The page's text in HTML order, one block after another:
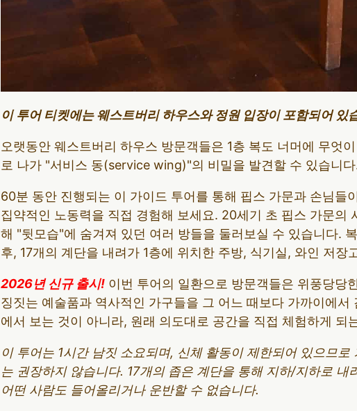
이 투어 티켓에는 웨스트버리 하우스와 정원 입장이 포함되어 있
오랫동안 웨스트버리 하우스 방문객들은 1층 복도 너머에 무엇
로 나가 "서비스 동(service wing)"의 비밀을 발견할 수 있습니
60분 동안 진행되는 이 가이드 투어를 통해 핍스 가문과 손님들
집약적인 노동력을 직접 경험해 보세요. 20세기 초 핍스 가문의
해 "뒷모습"에 숨겨져 있던 여러 방들을 둘러보실 수 있습니다.
후, 17개의 계단을 내려가 1층에 위치한 주방, 식기실, 와인 저장
2026년 신규 출시! 이번 투어의 일환으로 방문객들은 위풍당당
징짓는 예술품과 역사적인 가구들을 그 어느 때보다 가까이에
에서 보는 것이 아니라, 원래 의도대로 공간을 직접 체험하게 되
이 투어는 1시간 남짓 소요되며, 신체 활동이 제한되어 있으므
는 권장하지 않습니다. 17개의 좁은 계단을 통해 지하/지하로
어떤 사람도 들어올리거나 운반할 수 없습니다.